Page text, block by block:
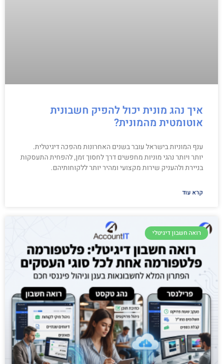
איך נהג מונית יכול להפיק חשבונית
אוטומטית מהמונית?
ענף המוניות בישראל עובר בשנים האחרונות מהפכה דיגיטלית.
יותר ויותר נהגי מוניות מחפשים דרך לחסוך זמן, להפחית התעסקות
בניירת ולהעניק שירות מקצועי ומהיר יותר ללקוחותיהם.
קרא עוד
רואה חשבון דיגיטלי